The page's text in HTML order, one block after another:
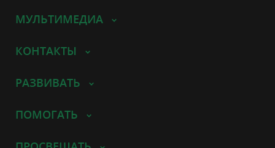
МУЛЬТИМЕДИА
КОНТАКТЫ
РАЗВИВАТЬ
ПОМОГАТЬ